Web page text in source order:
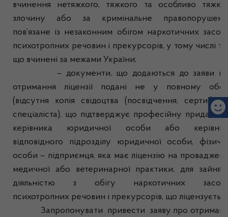
вчинення нетяжкого, тяжкого та особливо
злочину або за кримінальне
пов’язане із незаконним обігом наркотичних
психотропних речовин і прекурсорів, у тому числі
що вчинені за межами України;
– документи, що додаються до заяви
отримання ліцензії подані не у повному
(відсутня копія свідоцтва (посвідчення,
спеціаліста), що підтверджує професійну
керівника юридичної особи або
відповідного підрозділу юридичної особи,
особи – підприємця, яка має ліцензію на
медичної або ветеринарної практики, для
діяльністю з обігу наркотичних
психотропних речовин і прекурсорів, що
Запропонувати привести заяву про